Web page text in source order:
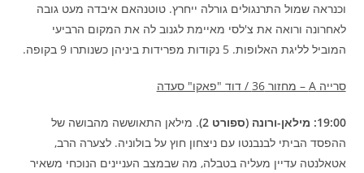
וכנראה שמול התרנגולים גורלה ייחרץ. טוטנהאם איבדה מעט גובה
לאחרונה ורואה את צ'לסי מאיימת לגנוב לה את המקום הרביעי
המוביל לליגת האלופות. 5 נקודות מפרידות ביניהן כשנותרו 9 בקופה.
סרייה A – מחזור 36 / דוד "פאקו" סעדה
19:00: מילאן-ורונה (ספורט 2)
. מילאן התאוששה מהבושה של
ההפסד הביתי לבנבנטו עם ניצחון חוץ על בולוניה. לצערה הרב,
אטאלנטה עדיין מעליה בטבלה, מה שבמצב העניינים הנוכחי משאיר